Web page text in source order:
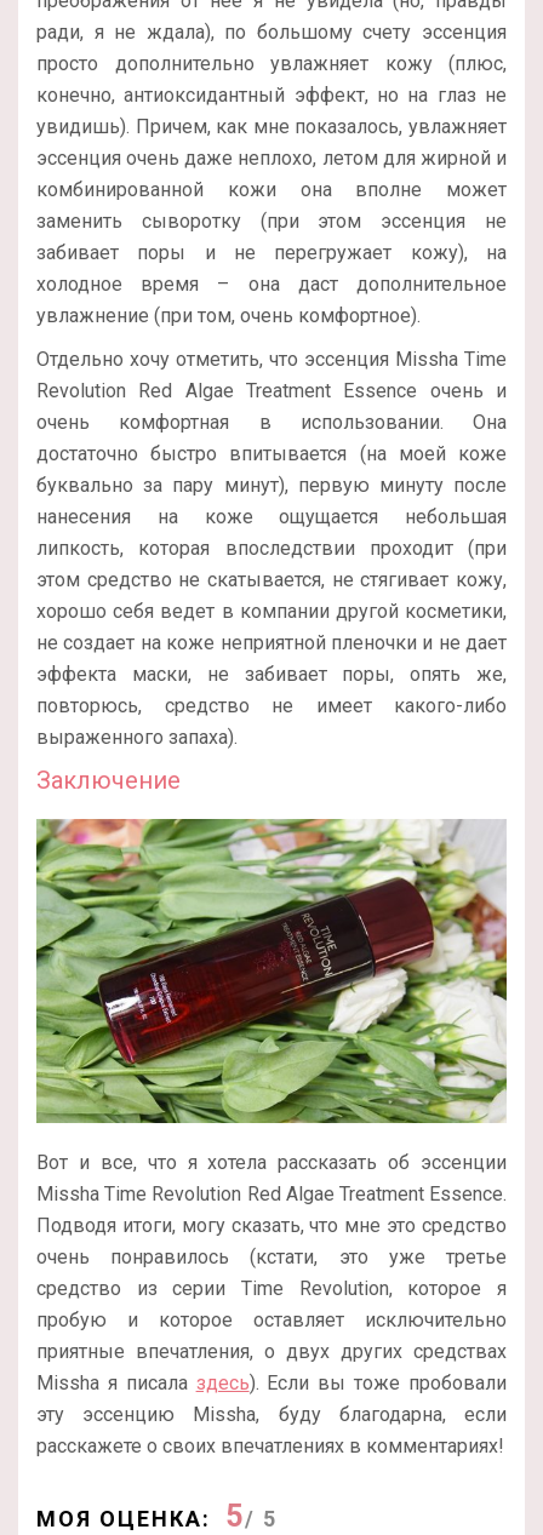
ради, я не ждала), по большому счету эссенция
просто дополнительно увлажняет кожу (плюс,
конечно, антиоксидантный эффект, но на глаз не
увидишь). Причем, как мне показалось, увлажняет
эссенция очень даже неплохо, летом для жирной и
комбинированной кожи она вполне может
заменить сыворотку (при этом эссенция не
забивает поры и не перегружает кожу), на
холодное время – она даст дополнительное
увлажнение (при том, очень комфортное).
Отдельно хочу отметить, что эссенция Missha Time
Revolution Red Algae Treatment Essence очень и
очень комфортная в использовании. Она
достаточно быстро впитывается (на моей коже
буквально за пару минут), первую минуту после
нанесения на коже ощущается небольшая
липкость, которая впоследствии проходит (при
этом средство не скатывается, не стягивает кожу,
хорошо себя ведет в компании другой косметики,
не создает на коже неприятной пленочки и не дает
эффекта маски, не забивает поры, опять же,
повторюсь, средство не имеет какого-либо
выраженного запаха).
Заключение
Вот и все, что я хотела рассказать об эссенции
Missha Time Revolution Red Algae Treatment Essence.
Подводя итоги, могу сказать, что мне это средство
очень понравилось (кстати, это уже третье
средство из серии Time Revolution, которое я
пробую и которое оставляет исключительно
приятные впечатления, о двух других средствах
Missha я писала здесь). Если вы тоже пробовали
эту эссенцию Missha, буду благодарна, если
расскажете о своих впечатлениях в комментариях!
МОЯ ОЦЕНКА: 5/ 5